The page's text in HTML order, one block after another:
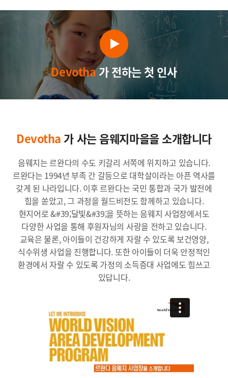
Devotha가 전하는 첫 인사
Devotha 가 사는 음웨지마을을 소개합니다
음웨지는 르완다의 수도 키갈리 서쪽에 위치하고 있습니다.
르완다는 1994년 부족 간 갈등으로 대학살이라는 아픈 역사를
갖게 된 나라입니다. 이후 르완다는 국민 통합과 국가 발전에
힘을 쏟았고, 그 과정을 월드비전도 함께하고 있습니다.
현지어로 &#39;달빛&#39;을 뜻하는 음웨지 사업장에서도
다양한 사업을 통해 후원자님의 사랑을 전하고 있습니다.
교육은 물론, 아이들이 건강하게 자랄 수 있도록 보건영양,
식수위생 사업을 진행합니다. 또한 아이들이 더욱 안정적인
환경에서 자랄 수 있도록 가정의 소득증대 사업에도 힘쓰고
있답니다.